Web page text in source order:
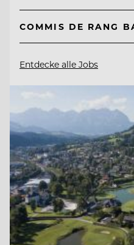
COMMIS DE RANG
Entdecke alle Jobs